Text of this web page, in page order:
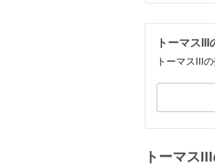
トーマス
トーマスIII
トーマス